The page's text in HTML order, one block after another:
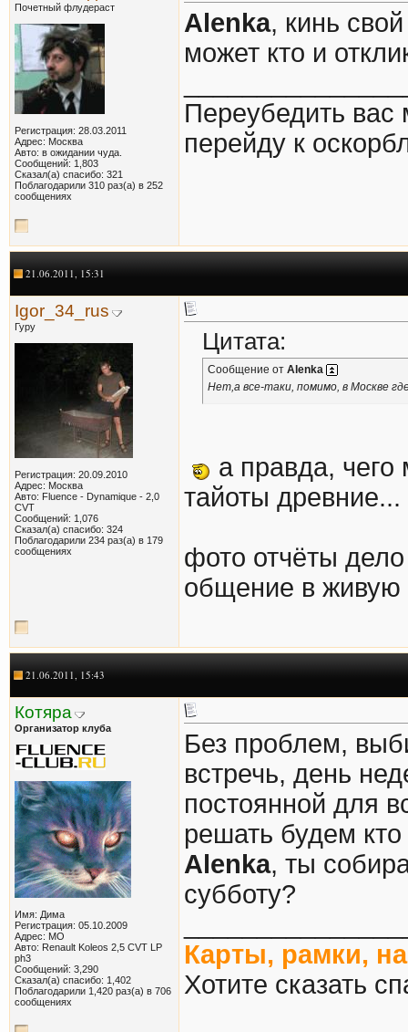
Почетный флудераст
Регистрация: 28.03.2011
Адрес: Москва
Авто: в ожидании чуда.
Сообщений: 1,803
Сказал(а) спасибо: 321
Поблагодарили 310 раз(а) в 252
сообщениях
Alenka, кинь
может кто и
Переубедить вас
перейду к
21.06.2011, 15:31
Igor_34_rus
Гуру
Регистрация: 20.09.2010
Адрес: Москва
Авто: Fluence - Dynamique - 2,0
CVT
Сообщений: 1,076
Сказал(а) спасибо: 324
Поблагодарили 234 раз(а) в 179
сообщениях
Цитата:
Сообщение от Alenka
Нет,а все-таки, помимо, в Москве
а правда,
тайоты
фото отчёты
общение в
21.06.2011, 15:43
Котяра
Организатор клуба
Имя: Дима
Регистрация: 05.10.2009
Адрес: МО
Авто: Renault Koleos 2,5 CVT LP
ph3
Сообщений: 3,290
Сказал(а) спасибо: 1,402
Поблагодарили 1,420 раз(а) в 706
сообщениях
Без проблем,
встречь, день
постоянной для
решать будем кто
Alenka, ты
субботу?
Карты, рамки,
Хотите сказать